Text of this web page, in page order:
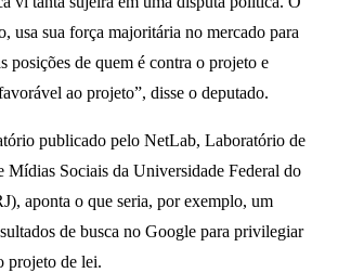
usa sua força majoritária no mercado para
posições de quem é contra o projeto e
ao projeto”, disse o deputado.
publicado pelo NetLab, Laboratório de
Mídias Sociais da Universidade Federal do
aponta o que seria, por exemplo, um
de busca no Google para privilegiar
projeto de lei.